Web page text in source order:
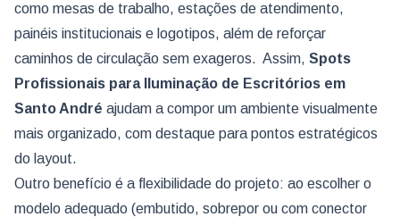
como mesas de trabalho, estações de atendimento,
painéis institucionais e logotipos, além de reforçar
caminhos de circulação sem exageros. Assim, Spots
Profissionais para Iluminação de Escritórios em
Santo André ajudam a compor um ambiente visualmente
mais organizado, com destaque para pontos estratégicos
do layout.
Outro benefício é a flexibilidade do projeto: ao escolher o
modelo adequado (embutido, sobrepor ou com conector